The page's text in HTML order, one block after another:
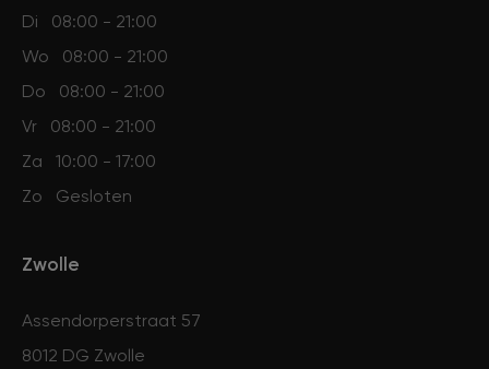
Di
08:00 - 21:00
Wo
08:00 - 21:00
Do
08:00 - 21:00
Vr
08:00 - 21:00
Za
10:00 - 17:00
Zo
Gesloten
Zwolle
Assendorperstraat 57
8012 DG Zwolle
Bij jou in de buurt
Over ons Locaties